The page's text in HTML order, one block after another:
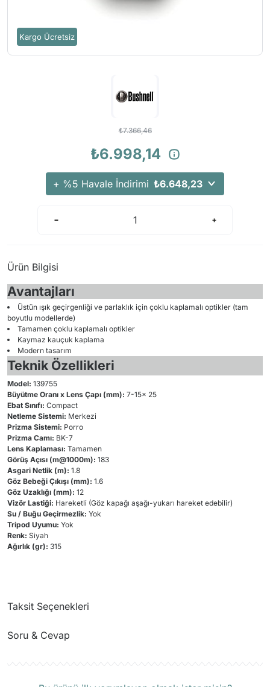
Kargo Ücretsiz
₺7.366,46
₺6.998,14
+ %5 Havale İndirimi ₺6.648,23
Ürün Bilgisi
Avantajları
Üstün ışık geçirgenliği ve parlaklık için çoklu kaplamalı optikler (tam
boyutlu modellerde)
Tamamen çoklu kaplamalı optikler
Kaymaz kauçuk kaplama
Modern tasarım
Teknik Özellikleri
Model: 139755
Büyütme Oranı x Lens Çapı (mm): 7-15x 25
Ebat Sınıfı: Compact
Netleme Sistemi: Merkezi
Prizma Sistemi: Porro
Prizma Camı: BK-7
Lens Kaplaması: Tamamen
Görüş Açısı (m@1000m): 183
Asgari Netlik (m): 1.8
Göz Bebeği Çıkışı (mm): 1.6
Göz Uzaklığı (mm): 12
Vizör Lastiği: Hareketli (Göz kapağı aşağı-yukarı hareket edebilir)
Su / Buğu Geçirmezlik: Yok
Tripod Uyumu: Yok
Renk: Siyah
Ağırlık (gr): 315
Taksit Seçenekleri
Soru & Cevap